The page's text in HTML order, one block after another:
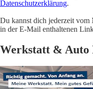
Datenschutzerklärung.
Du kannst dich jederzeit vom
in der E-Mail enthaltenen
Werkstatt & Auto